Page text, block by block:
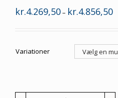
kr.4.269,50– kr.4.856,50
Variationer